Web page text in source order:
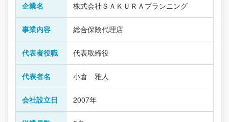
企業名 株式会社ＳＡＫＵＲＡプランニング
事業内容 総合保険代理店
代表者役職 代表取締役
代表者名 小倉 雅人
会社設立日 2007年